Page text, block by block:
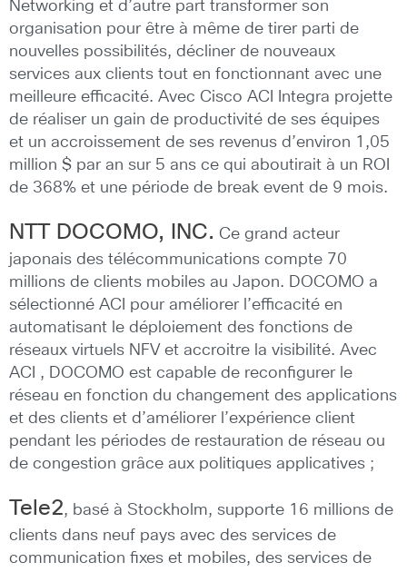
Networking et d’autre part transformer son
organisation pour être à même de tirer parti de
nouvelles possibilités, décliner de nouveaux
services aux clients tout en fonctionnant avec une
meilleure efficacité. Avec Cisco ACI Integra projette
de réaliser un gain de productivité de ses équipes
et un accroissement de ses revenus d’environ 1,05
million $ par an sur 5 ans ce qui aboutirait à un ROI
de 368% et une période de break event de 9 mois.
NTT DOCOMO, INC. Ce grand acteur
japonais des télécommunications compte 70
millions de clients mobiles au Japon. DOCOMO a
sélectionné ACI pour améliorer l’efficacité en
automatisant le déploiement des fonctions de
réseaux virtuels NFV et accroitre la visibilité. Avec
ACI , DOCOMO est capable de reconfigurer le
réseau en fonction du changement des applications
et des clients et d’améliorer l’expérience client
pendant les périodes de restauration de réseau ou
de congestion grâce aux politiques applicatives ;
Tele2, basé à Stockholm, supporte 16 millions de
clients dans neuf pays avec des services de
communication fixes et mobiles, des services de